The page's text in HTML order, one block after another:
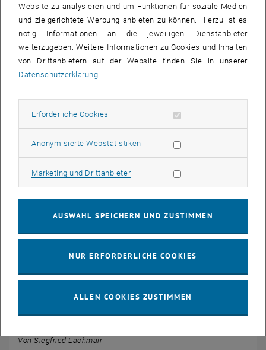
Neue Arbeitsaufgaben und Anforderungen durch
Industrie 4.0 in der Automobilindustrie
06. Oktober 2017
Von M. Rost, M. Stölzel, A. Kozica, B. Renzl
Durch die Digitalisierung und Vernetzung der
Industrieproduktion werden sich Arbeitsinhalte und…
Management und Quantenphysik: das Beispiel TELE
Von Jutta Camen, Michael Müller-Camen und Markus
Die Managementpraxis ist immer noch stark vom Weltbild der
klassischen Physik und damit…
kann
04. Oktober 2017
Von Siegfried Lachmair
Website zu analysieren und um Funktionen für soziale Medien
und zielgerichtete Werbung anbieten zu können. Hierzu ist es
nötig Informationen an die jeweiligen Dienstanbieter
weiterzugeben. Weitere Informationen zu Cookies und Inhalten
von Drittanbietern auf der Website finden Sie in unserer
Datenschutzerklärung.
Erforderliche Cookies Erforderliche Cookies zulassen
Anonymisierte WebstatistikenStatistik Cookies zulassen
Marketing und DrittanbieterMarketing Cookies zulassen
AUSWAHL SPEICHERN UND ZUSTIMMEN
NUR ERFORDERLICHE COOKIES
ALLEN COOKIES ZUSTIMMEN